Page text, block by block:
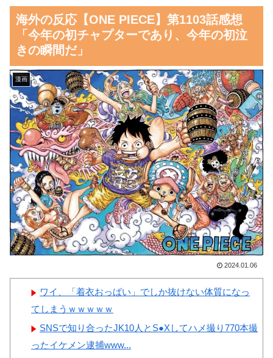
【朗報】齋藤飛鳥、前屈みで
完全に見えてる動画が拡散され
てしまう…
主導…JAXAの衛星「あらせ」
が観測！
舌を絡ませて、唾液交換して
── ちゅっちゅしながらの濃厚
エッ画像♪
海外「日本よ、お前がナンバ
ーワンだ」 熊本地震直後の日
本の対応のスピードに世界が衝
撃
【画像】顔100点、体30点の
女ｗｗｗ
Powered by livedoor 相互RSS
海外「”京都の鳥”は良いぞ」
小規模だけどお勧めな日本の観
光名所／お店に対する海外の反
韓国人「日本がここまでの観
光大国に発展した本当の理由が
こちら…」→「昔から日本は愛
されてた…（ﾌﾞﾙﾌﾞﾙ」＝韓国
の反応
韓国人「韓国サッカー協会の
性接待報道、海外でも大騒ぎ
に・・・2002年W杯4強の記録
取り消しの声も」→「マジで国
の恥だ」「2002年まで疑う価値
がある」「国民や国が築いた国
格をサッカー選手が足で蹴り飛
海外の反応【ONE PIECE】第1103話感想
「今年の初チャプターであり、今年の初泣
きの瞬間だ」
漫画
2024.01.06
ワイ、「着衣おっばい」でしか抜けない体質になっ
てしまうｗｗｗｗｗ
SNSで知り合ったJK10人とS●Xしてハメ撮り770本撮
ったイケメン逮捕www...